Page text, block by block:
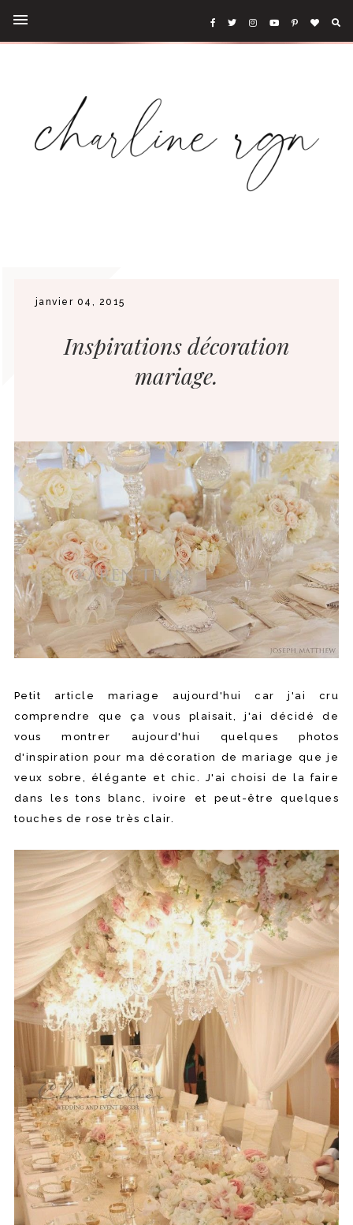
janvier 04, 2015
Inspirations décoration
mariage.
Petit article mariage aujourd'hui car j'ai cru
comprendre que ça vous plaisait, j'ai décidé de
vous montrer aujourd'hui quelques photos
d'inspiration pour ma décoration de mariage que je
veux sobre, élégante et chic. J'ai choisi de la faire
dans les tons blanc, ivoire et peut-être quelques
touches de rose très clair.